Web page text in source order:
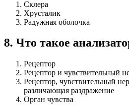
Склера
Хрусталик
Радужная оболочка
8. Что такое
Рецептор
Рецептор и чувствительный
Рецептор, чувствительный
различающая раздражение
Орган чувства